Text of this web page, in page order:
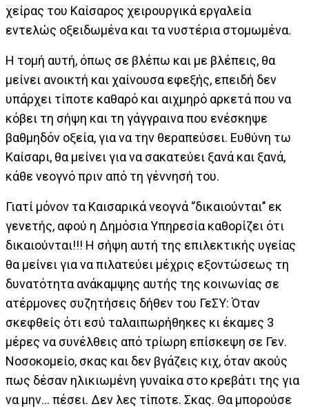
χείρας του Καίσαρος χειρουργικά εργαλεία
εντελώς οξειδωμένα και τα νυστέρια στομωμένα.
Η τομή αυτή, όπως σε βλέπω και με βλέπεις, θα
μείνει ανοικτή και χαίνουσα εφεξής, επειδή δεν
υπάρχει τίποτε καθαρό και αιχμηρό αρκετά που να
κόβει τη σήψη και τη γάγγραινα που ενέσκηψε
βαθμηδόν οξεία, για να την θεραπεύσει. Ευθύνη τω
Καίσαρι, θα μείνει για να σακατεύει ξανά και ξανά,
κάθε νεογνό πριν από τη γέννησή του.
Γιατί μόνον τα Καισαρικά νεογνά ‘’δικαιούνται’’ εκ
γενετής, αφού η Δημόσια Υπηρεσία καθορίζει ότι
δικαιούνται!!! Η σήψη αυτή της επιλεκτικής υγείας
θα μείνει για να πιλατεύει μέχρις εξοντώσεως τη
δυνατότητα ανάκαμψης αυτής της κοινωνίας σε
ατέρμονες συζητήσεις δήθεν του ΓεΣΥ: Όταν
σκεφθείς ότι εσύ ταλαιπωρήθηκες κι έκαμες 3
μέρες να συνέλθεις από τρίωρη επίσκεψη σε Γεν.
Νοσοκομείο, σκας και δεν βγάζεις κιχ, όταν ακούς
πως δέσαν ηλικιωμένη γυναίκα στο κρεβάτι της για
να μην... πέσει. Δεν λες τίποτε. Σκας. Θα μπορούσε